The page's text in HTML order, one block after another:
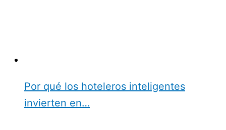
Por qué los hoteleros inteligentes
invierten en…